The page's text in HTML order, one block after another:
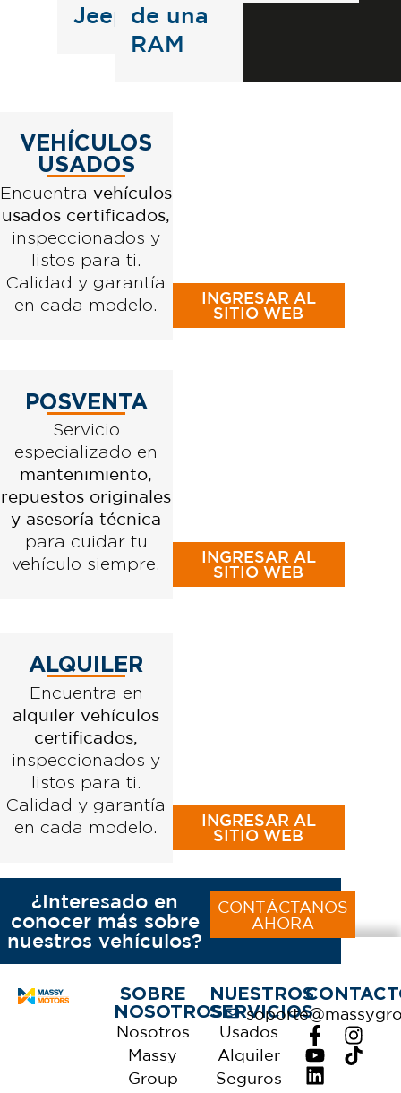
Jeep
de una
RAM
VEHÍCULOS
USADOS
Encuentravehículos
usados certificados,
inspeccionados y
listos para ti.
Calidad y garantía
en cada modelo.
INGRESAR AL
SITIO WEB
INGRESAR AL
SITIO WEB
POSVENTA
Servicio
especializado en
mantenimiento,
repuestos originales
y asesoría técnica
para cuidar tu
vehículo siempre.
ALQUILER
Encuentra en
alquiler vehículos
certificados,
inspeccionados y
listos para ti.
Calidad y garantía
en cada modelo.
INGRESAR AL
SITIO WEB
¿Interesado en
conocer más sobre
nuestros vehículos?
CONTÁCTANOS
AHORA
SOBRE
NOSOTROS
Nosotros
Massy
Group
NUESTROS
SERVICIOS
Usados
Alquiler
Seguros